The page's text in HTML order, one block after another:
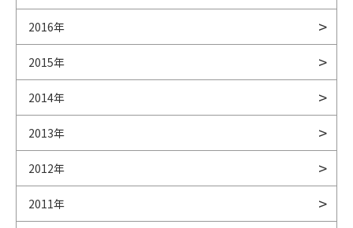
2016年
2015年
2014年
2013年
2012年
2011年